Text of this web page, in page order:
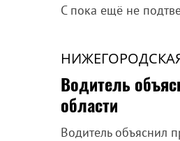
С пока ещё не
Водитель
области
Водитель объяснил